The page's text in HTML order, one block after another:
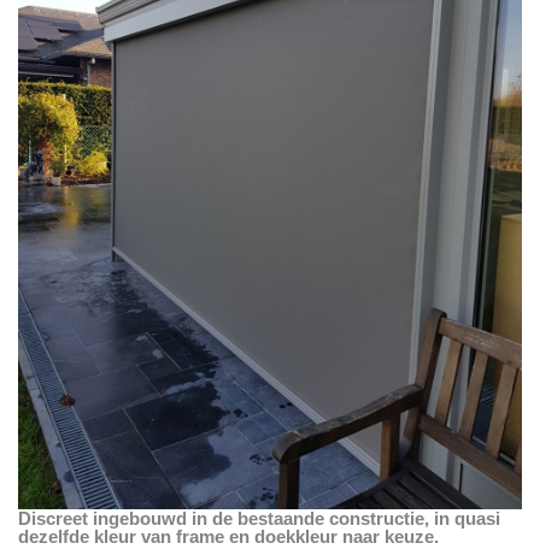
Discreet ingebouwd in de bestaande constructie, in quasi
dezelfde kleur van frame en doekkleur naar keuze.